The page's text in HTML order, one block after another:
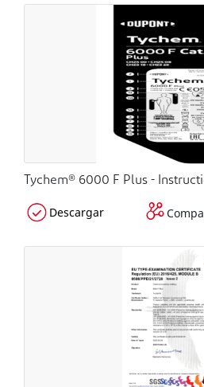
Tychem® 6000 F Plus -
Descargar